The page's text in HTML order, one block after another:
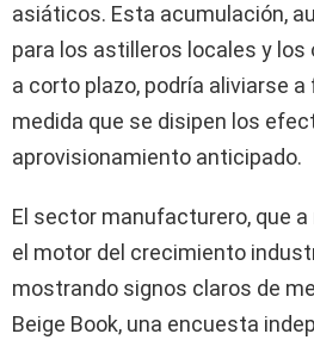
asiáticos. Esta acumulación,
para los astilleros locales y
a corto plazo, podría aliviarse a
medida que se disipen los
aprovisionamiento anticipado.
El sector manufacturero, que
el motor del crecimiento
mostrando signos claros de
Beige Book, una encuesta